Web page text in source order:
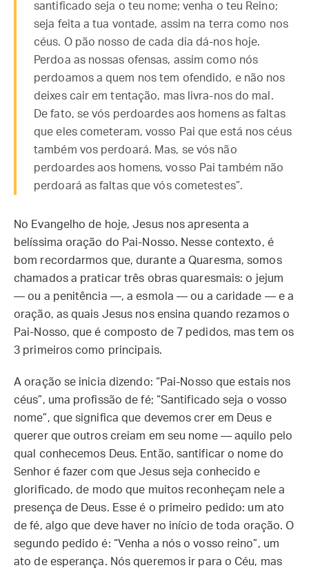
santificado seja o teu nome; venha o teu Reino;
seja feita a tua vontade, assim na terra como nos
céus. O pão nosso de cada dia dá-nos hoje.
Perdoa as nossas ofensas, assim como nós
perdoamos a quem nos tem ofendido, e não nos
deixes cair em tentação, mas livra-nos do mal.
De fato, se vós perdoardes aos homens as faltas
que eles cometeram, vosso Pai que está nos céus
também vos perdoará. Mas, se vós não
perdoardes aos homens, vosso Pai também não
perdoará as faltas que vós cometestes”.
No Evangelho de hoje, Jesus nos apresenta a
belíssima oração do Pai-Nosso. Nesse contexto, é
bom recordarmos que, durante a Quaresma, somos
chamados a praticar três obras quaresmais: o jejum
— ou a penitência —, a esmola — ou a caridade — e a
oração, as quais Jesus nos ensina quando rezamos o
Pai-Nosso, que é composto de 7 pedidos, mas tem os
3 primeiros como principais.
A oração se inicia dizendo: “Pai-Nosso que estais nos
céus”, uma profissão de fé; “Santificado seja o vosso
nome”, que significa que devemos crer em Deus e
querer que outros creiam em seu nome — aquilo pelo
qual conhecemos Deus. Então, santificar o nome do
Senhor é fazer com que Jesus seja conhecido e
glorificado, de modo que muitos reconheçam nele a
presença de Deus. Esse é o primeiro pedido: um ato
de fé, algo que deve haver no início de toda oração. O
segundo pedido é: “Venha a nós o vosso reino”, um
ato de esperança. Nós queremos ir para o Céu, mas